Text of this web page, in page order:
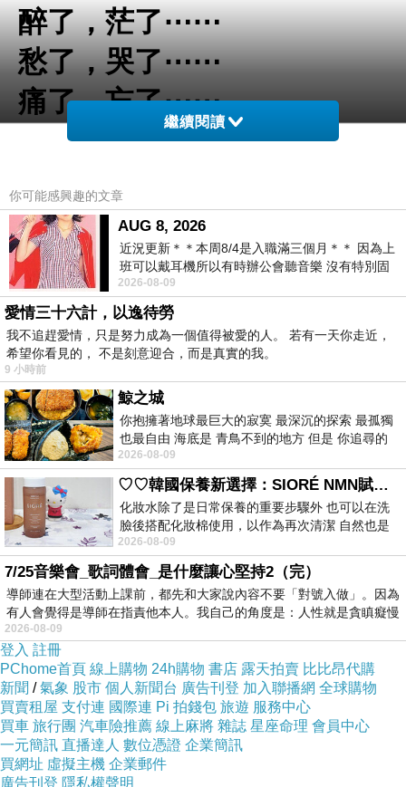
醉了，茫了⋯⋯
愁了，哭了⋯⋯
痛了，忘了⋯⋯
2017/1/13）
上一篇：SM女王
下一篇：安然自在
繼續閱讀
你可能感興趣的文章
AUG 8, 2026
近況更新＊＊本周8/4是入職滿三個月＊＊ 因為上
班可以戴耳機所以有時辦公會聽音樂 沒有特別固
定哪天但就是一周某一天會固定聽'90
2026-08-09
愛情三十六計，以逸待勞
我不追趕愛情，只是努力成為一個值得被愛的人。 若有一天你走近，
希望你看見的， 不是刻意迎合，而是真實的我。
9 小時前
鯨之城
你抱擁著地球最巨大的寂寞 最深沉的探索 最孤獨
也最自由 海底是 青鳥不到的地方 但是 你追尋的
幸福 可以比珍珠更
2026-08-09
♡♡韓國保養新選擇：SIORÉ NMN賦活泡泡化妝水♡♡
化妝水除了是日常保養的重要步驟外 也可以在洗
臉後搭配化妝棉使用，以作為再次清潔 自然也是
我的保養必備品項 不過，我對於化妝
2026-08-09
7/25音樂會_歌詞體會_是什麼讓心堅持2（完）
導師連在大型活動上課前，都先和大家說內容不要「對號入做」。因為
有人會覺得是導師在指責他本人。我自己的角度是：人性就是貪瞋癡慢
2026-08-09
登入 註冊
PChome首頁 線上購物 24h購物 書店 露天拍賣 比比昂代購
新聞 /氣象 股市 個人新聞台 廣告刊登 加入聯播網 全球購物
買賣租屋 支付連 國際連 Pi 拍錢包 旅遊 服務中心
買車 旅行團 汽車險推薦 線上麻將 雜誌 星座命理 會員中心
一元簡訊 直播達人 數位憑證 企業簡訊
買網址 虛擬主機 企業郵件
廣告刊登 隱私權聲明